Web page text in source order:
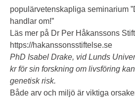
populärvetenskapliga seminarium
handlar om!”
Läs mer på Dr Per Håkanssons
https://hakanssonsstiftelse.se
PhD Isabel Drake, vid Lunds
kr för sin forskning om livsföring
genetisk risk.
Både arv och miljö är viktiga